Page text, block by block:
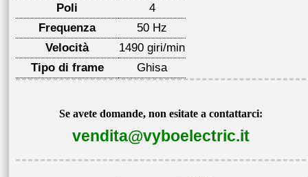
Poli
4
Frequenza
50 Hz
Velocità
1490 giri/min
Tipo di frame
Ghisa
Se avete domande, non esitate a contattarci:
vendita@vyboelectric.it